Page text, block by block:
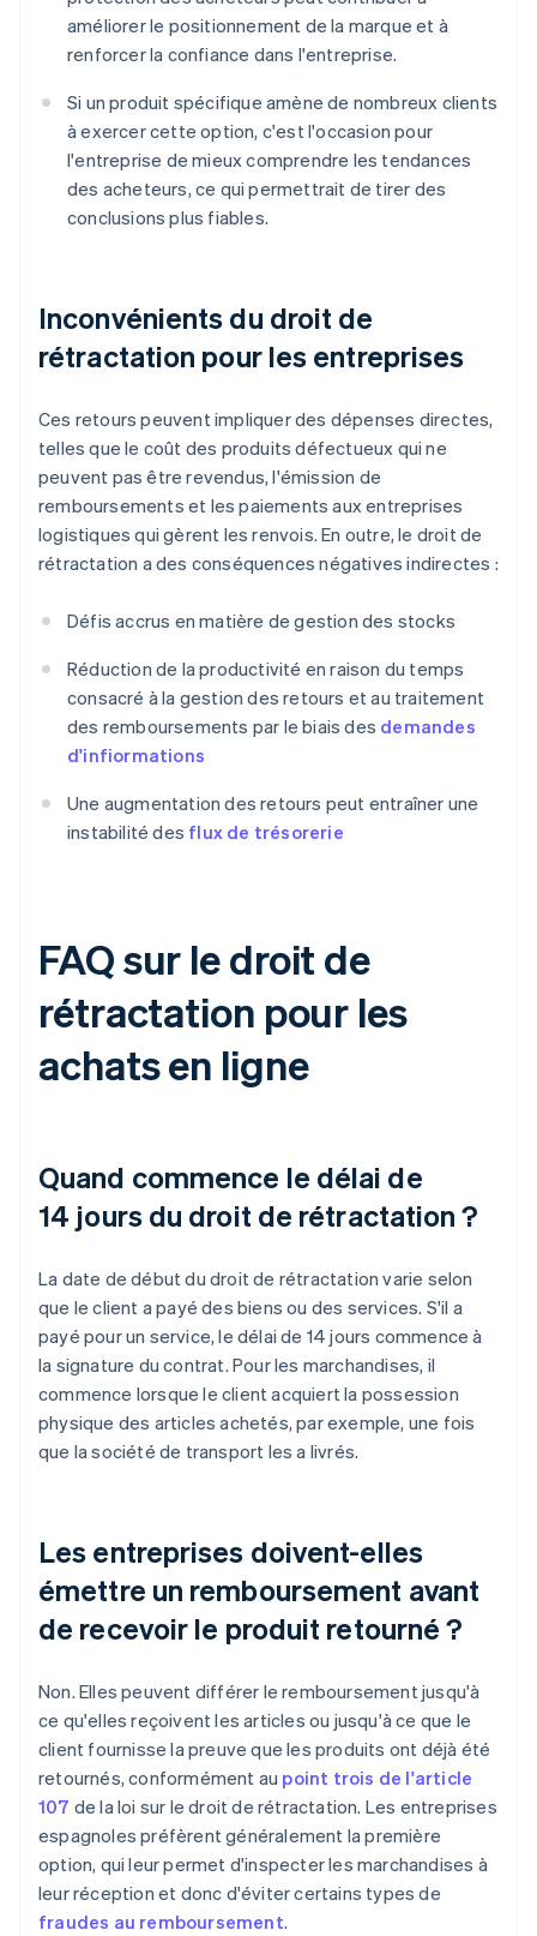
améliorer le positionnement de la marque et à
renforcer la confiance dans l'entreprise.
Si un produit spécifique amène de nombreux clients
à exercer cette option, c'est l'occasion pour
l'entreprise de mieux comprendre les tendances
des acheteurs, ce qui permettrait de tirer des
conclusions plus fiables.
Inconvénients du droit de
rétractation pour les entreprises
Ces retours peuvent impliquer des dépenses directes,
telles que le coût des produits défectueux qui ne
peuvent pas être revendus, l'émission de
remboursements et les paiements aux entreprises
logistiques qui gèrent les renvois. En outre, le droit de
rétractation a des conséquences négatives indirectes :
Défis accrus en matière de gestion des stocks
Réduction de la productivité en raison du temps
consacré à la gestion des retours et au traitement
des remboursements par le biais des demandes
d'infiormations
Une augmentation des retours peut entraîner une
instabilité des flux de trésorerie
FAQ sur le droit de
rétractation pour les
achats en ligne
Quand commence le délai de
14 jours du droit de rétractation ?
La date de début du droit de rétractation varie selon
que le client a payé des biens ou des services. S'il a
payé pour un service, le délai de 14 jours commence à
la signature du contrat. Pour les marchandises, il
commence lorsque le client acquiert la possession
physique des articles achetés, par exemple, une fois
que la société de transport les a livrés.
Les entreprises doivent-elles
émettre un remboursement avant
de recevoir le produit retourné ?
Non. Elles peuvent différer le remboursement jusqu'à
ce qu'elles reçoivent les articles ou jusqu'à ce que le
client fournisse la preuve que les produits ont déjà été
retournés, conformément au point trois de l'article
107 de la loi sur le droit de rétractation. Les entreprises
espagnoles préfèrent généralement la première
option, qui leur permet d'inspecter les marchandises à
leur réception et donc d'éviter certains types de
fraudes au remboursement.